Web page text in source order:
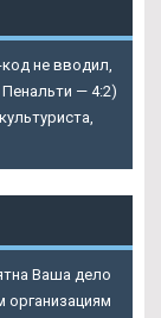
не вводил,
— 4:2)
Ваша дело
организациям